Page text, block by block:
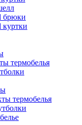
брюки
термобелья
термобелья